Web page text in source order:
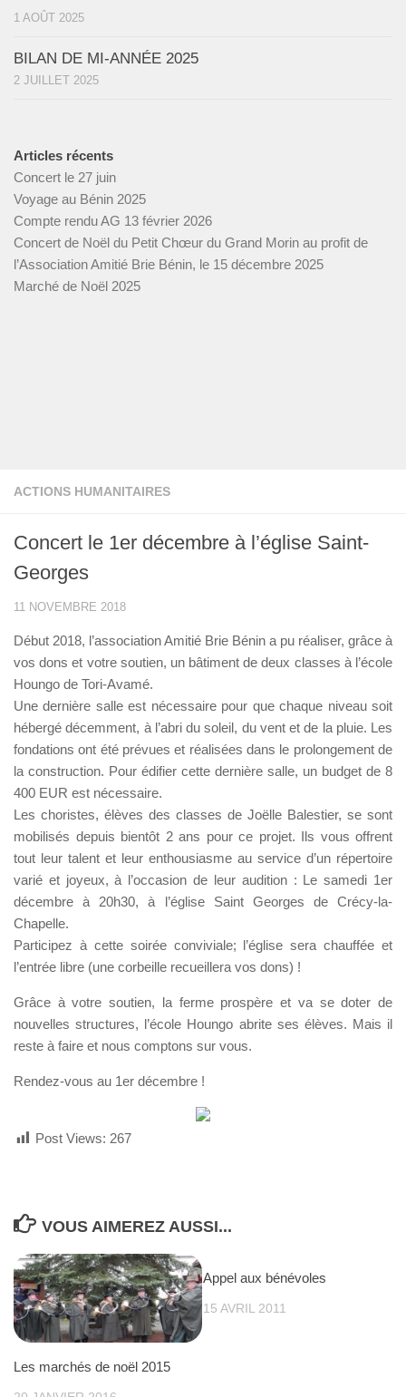
ACTIONS HUMANITAIRES
Concert le 1er décembre à l’église Saint-
Georges
11 NOVEMBRE 2018
Début 2018, l’association Amitié Brie Bénin a pu réaliser, grâce à
vos dons et votre soutien, un bâtiment de deux classes à l’école
Houngo de Tori-Avamé.
Une dernière salle est nécessaire pour que chaque niveau soit
hébergé décemment, à l’abri du soleil, du vent et de la pluie. Les
fondations ont été prévues et réalisées dans le prolongement de
la construction. Pour édifier cette dernière salle, un budget de 8
400 EUR est nécessaire.
Les choristes, élèves des classes de Joëlle Balestier, se sont
mobilisés depuis bientôt 2 ans pour ce projet. Ils vous offrent
tout leur talent et leur enthousiasme au service d’un répertoire
varié et joyeux, à l’occasion de leur audition : Le samedi 1er
décembre à 20h30, à l’église Saint Georges de Crécy-la-
Chapelle.
Participez à cette soirée conviviale; l’église sera chauffée et
l’entrée libre (une corbeille recueillera vos dons) !
Grâce à votre soutien, la ferme prospère et va se doter de
nouvelles structures, l’école Houngo abrite ses élèves. Mais il
reste à faire et nous comptons sur vous.
Rendez-vous au 1er décembre !
Post Views: 267
VOUS AIMEREZ AUSSI...
Les marchés de noël 2015
Appel aux bénévoles
15 AVRIL 2011
1 AOÛT 2025
BILAN DE MI-ANNÉE 2025
2 JUILLET 2025
Articles récents
Concert le 27 juin
Voyage au Bénin 2025
Compte rendu AG 13 février 2026
Concert de Noël du Petit Chœur du Grand Morin au profit de
l’Association Amitié Brie Bénin, le 15 décembre 2025
Marché de Noël 2025